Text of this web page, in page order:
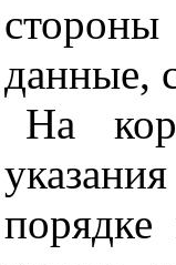
данные,
На
порядке